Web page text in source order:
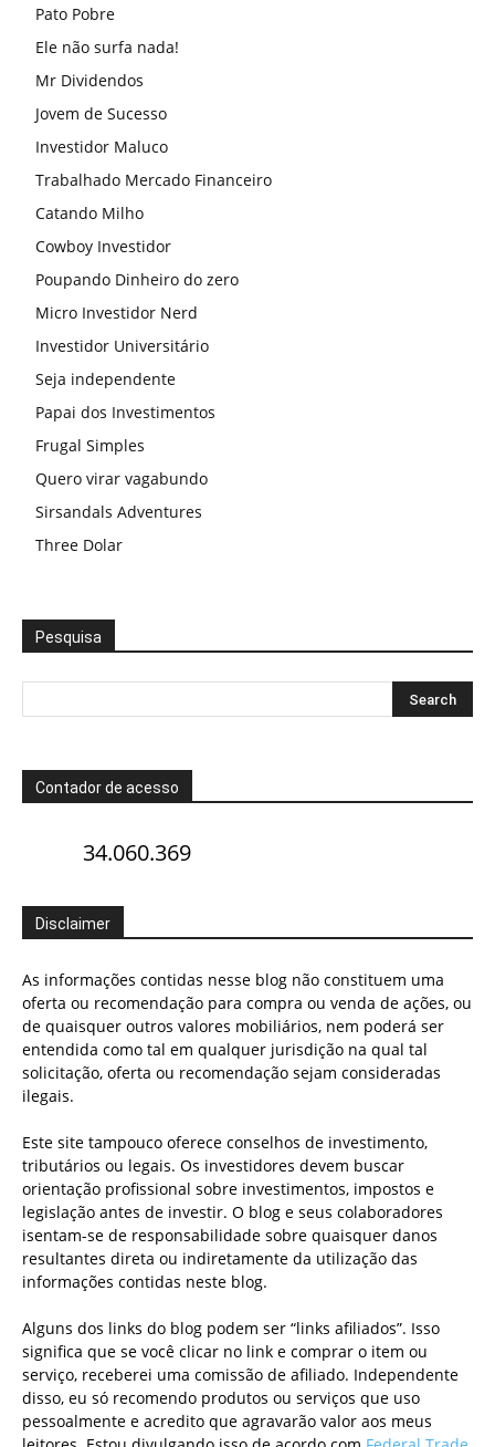
Pato Pobre
Ele não surfa nada!
Mr Dividendos
Jovem de Sucesso
Investidor Maluco
Trabalhado Mercado Financeiro
Catando Milho
Cowboy Investidor
Poupando Dinheiro do zero
Micro Investidor Nerd
Investidor Universitário
Seja independente
Papai dos Investimentos
Frugal Simples
Quero virar vagabundo
Sirsandals Adventures
Three Dolar
Pesquisa
Contador de acesso
34.060.369
Disclaimer
As informações contidas nesse blog não constituem uma
oferta ou recomendação para compra ou venda de ações, ou
de quaisquer outros valores mobiliários, nem poderá ser
entendida como tal em qualquer jurisdição na qual tal
solicitação, oferta ou recomendação sejam consideradas
ilegais.
Este site tampouco oferece conselhos de investimento,
tributários ou legais. Os investidores devem buscar
orientação profissional sobre investimentos, impostos e
legislação antes de investir. O blog e seus colaboradores
isentam-se de responsabilidade sobre quaisquer danos
resultantes direta ou indiretamente da utilização das
informações contidas neste blog.
Alguns dos links do blog podem ser “links afiliados”. Isso
significa que se você clicar no link e comprar o item ou
serviço, receberei uma comissão de afiliado. Independente
disso, eu só recomendo produtos ou serviços que uso
pessoalmente e acredito que agravarão valor aos meus